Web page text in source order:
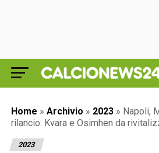
Home » Archivio » 2023 » Napoli,
rilancio: Kvara e Osimhen da
2023